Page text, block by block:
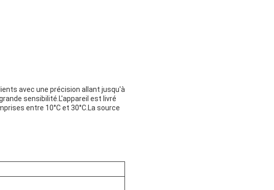
avec une précision allant jusqu'à
sensibilité.L'appareil est livré
entre 10°C et 30°C.La source